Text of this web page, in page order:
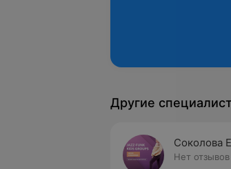
Другие
Соколова
Нет отзывов